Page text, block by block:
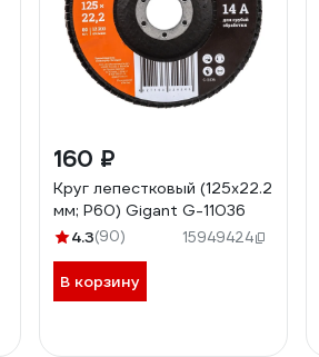
160 ₽
Круг лепестковый (125x22.2
мм; P60) Gigant G-11036
4.3(90) 15949424
В корзину